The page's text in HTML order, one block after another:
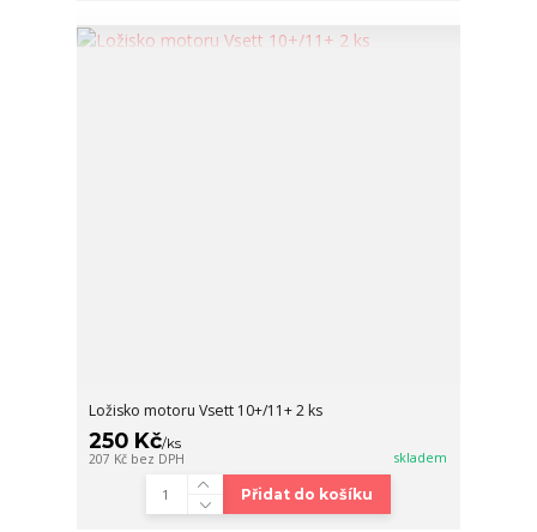
Ložisko motoru Vsett 10+/11+ 2 ks
250 Kč/ks
207 Kč bez DPH skladem
Přidat do košíku